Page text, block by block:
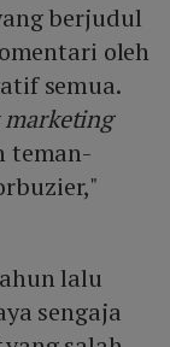
berjudul
oleh
semua.
teman-
lalu
sengaja